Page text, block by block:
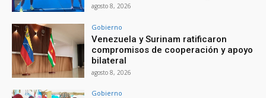
agosto 8, 2026
Gobierno
Venezuela y Surinam ratificaron
compromisos de cooperación y apoyo
bilateral
agosto 8, 2026
Gobierno